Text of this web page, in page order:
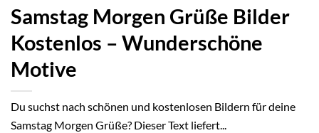
Samstag Morgen Grüße Bilder
Kostenlos – Wunderschöne
Motive
Du suchst nach schönen und kostenlosen Bildern für deine
Samstag Morgen Grüße? Dieser Text liefert...